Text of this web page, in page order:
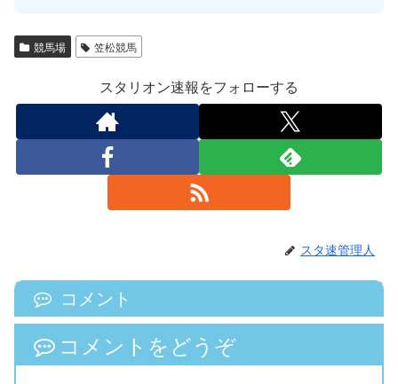
競馬場 笠松競馬
スタリオン速報をフォローする
スタ速管理人
コメント
コメントをどうぞ